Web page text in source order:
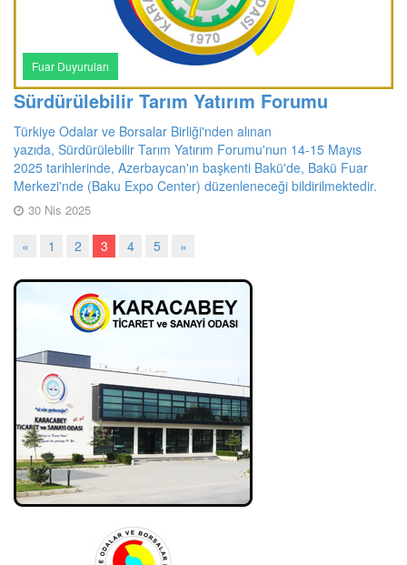
Fuar Duyuruları
Sürdürülebilir Tarım Yatırım Forumu
Türkiye Odalar ve Borsalar Birliği'nden alınan
yazıda, Sürdürülebilir Tarım Yatırım Forumu'nun 14-15 Mayıs
2025 tarihlerinde, Azerbaycan'ın başkenti Bakü'de, Bakü Fuar
Merkezi'nde (Baku Expo Center) düzenleneceği bildirilmektedir.
30 Nis 2025
« 1 2 3 4 5 »